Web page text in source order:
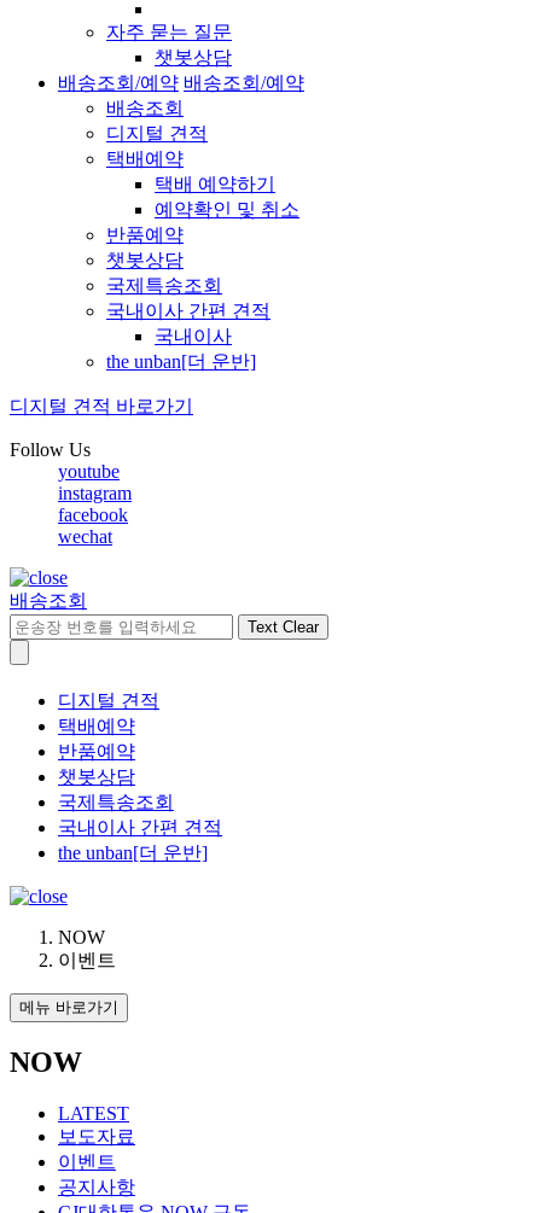
자주 묻는 질문
챗봇상담
배송조회/예약 배송조회/예약
배송조회
디지털 견적
택배예약
택배 예약하기
예약확인 및 취소
반품예약
챗봇상담
국제특송조회
국내이사 간편 견적
국내이사
the unban[더 운반]
디지털 견적 바로가기
Follow Us
youtube
instagram
facebook
wechat
배송조회
Text Clear
디지털 견적
택배예약
반품예약
챗봇상담
국제특송조회
국내이사 간편 견적
the unban[더 운반]
NOW
이벤트
메뉴 바로가기
NOW
LATEST
보도자료
이벤트
공지사항